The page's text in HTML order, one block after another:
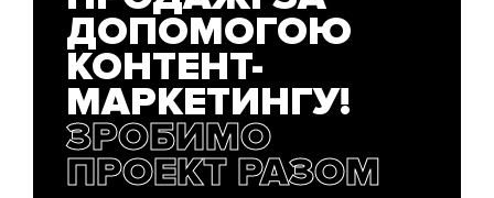
ДОПОМОГОЮ
КОНТЕНТ-
МАРКЕТИНГУ!
ЗРОБИМО
ПРОЕКТ РАЗОМ